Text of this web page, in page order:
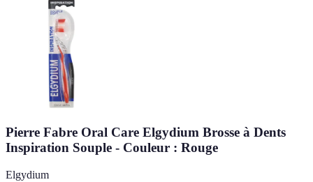
Pierre Fabre Oral Care Elgydium Brosse à Dents
Inspiration Souple - Couleur : Rouge
Elgydium